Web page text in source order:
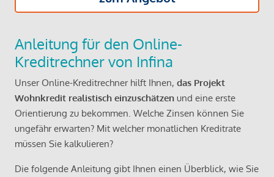
Anleitung für den Online-
Kreditrechner von Infina
Unser Online-Kreditrechner hilft Ihnen, das Projekt
Wohnkredit realistisch einzuschätzen und eine erste
Orientierung zu bekommen. Welche Zinsen können Sie
ungefähr erwarten? Mit welcher monatlichen Kreditrate
müssen Sie kalkulieren?
Die folgende Anleitung gibt Ihnen einen Überblick, wie Sie